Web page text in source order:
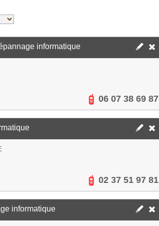
informatique
06 07 38 69 87
02 37 51 97 81
informatique